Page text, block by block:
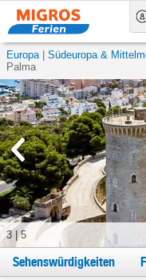
Europa Südeuropa &
Palma
3 |5
Sehenswürdigkeiten